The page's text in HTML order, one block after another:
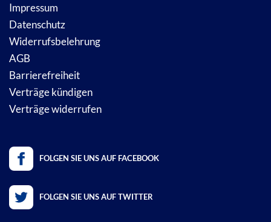
Impressum
Datenschutz
Widerrufsbelehrung
AGB
Barrierefreiheit
Verträge kündigen
Verträge widerrufen
FOLGEN SIE UNS AUF FACEBOOK
FOLGEN SIE UNS AUF TWITTER